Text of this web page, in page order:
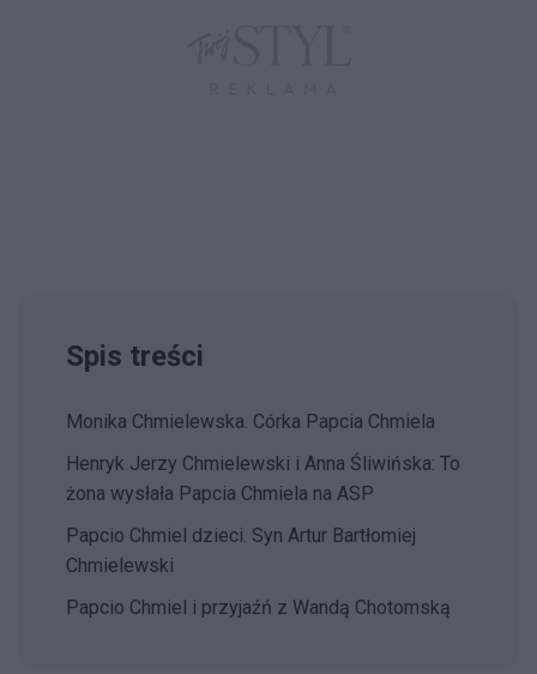
Spis treści
Monika Chmielewska. Córka Papcia Chmiela
Henryk Jerzy Chmielewski i Anna Śliwińska: To
żona wysłała Papcia Chmiela na ASP
Papcio Chmiel dzieci. Syn Artur Bartłomiej
Chmielewski
Papcio Chmiel i przyjaźń z Wandą Chotomską